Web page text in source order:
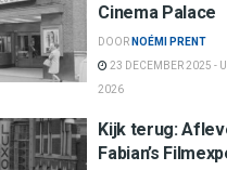
Cinema Palace
DOOR NOÉMI PRENT
23 DECEMBER 2025 -
2026
Kijk terug:
Fabian’s